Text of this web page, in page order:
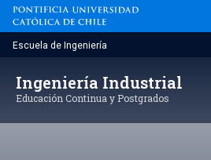
Saltar
contenido
Escuela de Ingeniería
Ingeniería Industrial
Educación Continua y Postgrados